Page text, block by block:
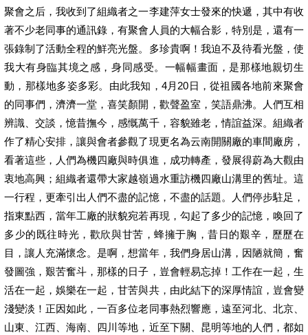
聚會之后，我收到了組織者之一李建萍女士發來的快遞，其中有收
著不少老同事的通訊錄，有聚會人員的大幅合影，特別是，還有一
張錄制了活動全程的鮮亮光盤。多珍貴啊！我迫不及待看光盤，使
我大有身臨其境之感，身同感受。一幅幅畫面，是那樣地親切生
動，那樣地多姿多彩。由此我知，4月20日，從祖國各地前來聚會
的同事們，濟濟一堂，喜笑顏開，歡聲盈室，笑語鼎沸。人們互相
辨識、交談，憶昔撫今，感慨萬千，容貌雖老，情誼益深。組織者
作了精心安排，讓與會者參觀了現更名為云南開關廠的車間廠房，
看著這些，人們為機四廠與時俱進，成功轉產，發展得蔚為大觀由
衷地高興；組織者還帶大家越嶺過水重訪機四廠山溝里的舊址。這
一行程，更牽引出人們不盡的記憶，不盡的話題。人們停步駐足，
指東點西，當年工廠的狀貌宛若再現，勾起了多少的記憶，喚回了
多少的既往時光，歡欣與甘苦，蜂擁于胸，昔日的艱辛，歷歷在
目，讓人充滿懷念。是啊，想當年，我們身居山溝，因陋就簡，奮
發圖強，艱苦奮斗，那樣的日子，豈會輕易忘掉！工作在一起，生
活在一起，娛樂在一起，甘苦與共，由此結下的深厚情誼，豈會變
淺變淡！正因如此，一百多位老同事熱烈響應，遠至河北、北京、
山東、江西、海南、四川等地，近至下關、昆明等地的人們，都如